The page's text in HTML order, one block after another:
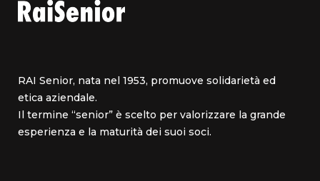
RAI Senior, nata nel 1953, promuove solidarietà ed
etica aziendale.
Il termine “senior” è scelto per valorizzare la grande
esperienza e la maturità dei suoi soci.